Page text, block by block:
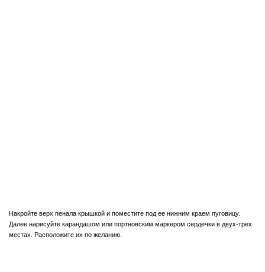
Накройте верх пенала крышкой и поместите под ее нижним краем пуговицу.
Далее нарисуйте карандашом или портновским маркером сердечки в двух-трех
местах. Расположите их по желанию.